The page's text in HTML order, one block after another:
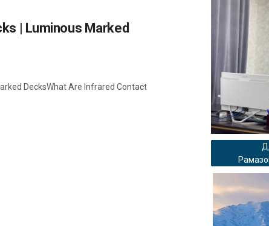
| Luminous Marked
DecksWhat Are Infrared Contact